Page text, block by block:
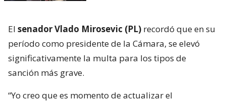
El senador Vlado Mirosevic (PL) recordó que en su
período como presidente de la Cámara, se elevó
significativamente la multa para los tipos de
sanción más grave.
“Yo creo que es momento de actualizar el